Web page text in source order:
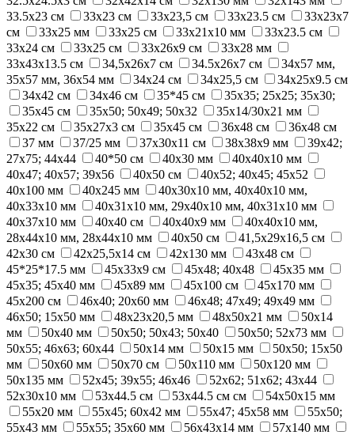
33.5х23 см
33x23 см 33x23,5 см 33x23.5 см
33x23х7
см
33x25 мм 33x25 см 33х21х10 мм
33х23.5 см
33х24 см
33х25 см 33х26х9 см
33х28 мм
33х43х13.5 см
34,5х26х7 см 34.5х26х7 см
34x57 мм,
35x57 мм, 36x54 мм
34х24 см 34х25,5 см
34х25х9.5 см
34х42 см
34х46 см 35*45 см
35x35; 25х25; 35x30;
35x45 см
35x50; 50x49; 50x32
35х14/30х21 мм
35х22 см
35х27x3 см 35х45 см 36x48 см
36х48 см
37 мм
37/25 мм 37х30х11 см 38x38x9 мм
39x42;
27x75; 44x44
40*50 см 40x30 мм
40x40x10 мм
40x47; 40x57; 39x56
40x50 см
40x52; 40x45; 45x52
40x100 мм
40x245 мм
40х30х10 мм, 40х40х10 мм,
40х33х10 мм
40х31х10 мм, 29х40х10 мм, 40х31х10 мм
40х37х10 мм
40х40 см 40х40х9 мм
40х40х10 мм,
28х44х10 мм, 28х44х10 мм
40х50 см
41,5х29х16,5 см
42x30 см
42х25,5х14 см 42х130 мм
43х48 см
45*25*17.5 мм
45x33х9 см 45x48; 40x48
45х35 мм
45х35; 45x40 мм
45х89 мм 45х100 см
45х170 мм
45х200 см
46х40; 20х60 мм
46х48; 47х49; 49х49 мм
46х50; 15х50 мм
48х23х20,5 мм 48х50х21 мм
50x14
мм
50x40 мм 50x50; 50x43; 50x40
50x50; 52x73 мм
50x55; 46x63; 60x44
50х14 мм 50х15 мм
50х50; 15х50
мм
50х60 мм 50х70 см 50х110 мм
50х120 мм
50х135 мм
52x45; 39x55; 46x46
52x62; 51x62; 43x44
52х30х10 мм
53х44.5 см 53х44.5 см см
54x50x15 мм
55x20 мм
55x45; 60x42 мм 55x47; 45x58 мм
55x50;
55x43 мм
55x55; 35x60 мм 56х43х14 мм
57x140 мм